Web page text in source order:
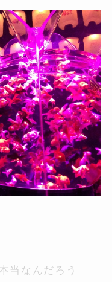
本当なんだろう